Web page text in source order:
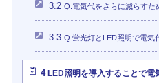
3.2 Q.電気代をさらに減らすた
3.3 Q.蛍光灯とLED照明で電気
4LED照明を導入することで電